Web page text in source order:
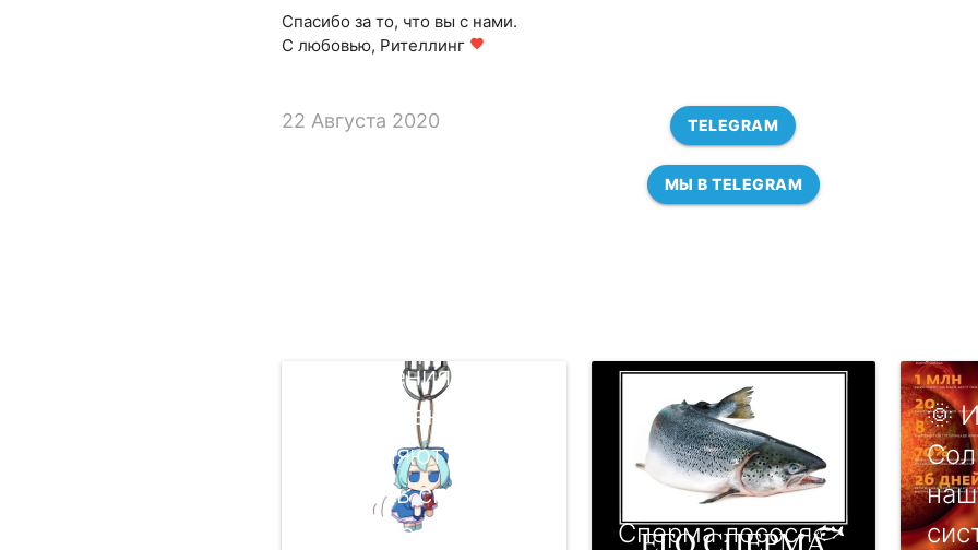
Спасибо за то, что вы с нами.
С любовью, Рителлинг favorite
22 Августа 2020 TELEGRAM
МЫ В TELEGRAM
Изменения на
наноуровня
позволяют
сделать сплавы
прочнее.
Сперма лосося🐟
🌞